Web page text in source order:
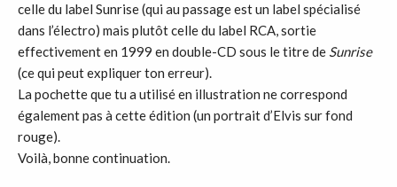
celle du label Sunrise (qui au passage est un label spécialisé
dans l’électro) mais plutôt celle du label RCA, sortie
effectivement en 1999 en double-CD sous le titre de Sunrise
(ce qui peut expliquer ton erreur).
La pochette que tu a utilisé en illustration ne correspond
également pas à cette édition (un portrait d’Elvis sur fond
rouge).
Voilà, bonne continuation.